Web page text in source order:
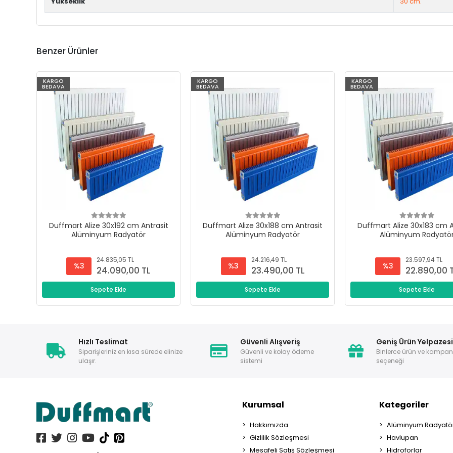
Benzer Ürünler
KARGO
BEDAVA
Duffmart Alize 30x192 cm Antrasit
Alüminyum Radyatör
%3
24.835,05 TL
24.090,00 TL
Sepete Ekle
KARGO
BEDAVA
Duffmart Alize 30x188 cm Antrasit
Alüminyum Radyatör
%3
24.216,49 TL
23.490,00 TL
Sepete Ekle
KARGO
BEDAVA
Duffmart Alize 30x183 cm
Alüminyum
%3
23.597,94 TL
22.890,00
Sepete Ekle
Hızlı Teslimat
Siparişleriniz en kısa sürede elinize
ulaşır.
Güvenli Alışveriş
Güvenli ve kolay ödeme
sistemi
Geniş Ürün Yelpazesi
Binlerce ürün ve
seçeneği
Kurumsal
Hakkımızda
Gizlilik Sözleşmesi
Mesafeli Satış Sözleşmesi
Kategoriler
Alüminyum
Havlupan
Hidroforlar